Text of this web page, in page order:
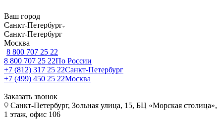
Ваш город
Санкт-Петербург
Санкт-Петербург
Москва
8 800 707 25 22
8 800 707 25 22По России
+7 (812) 317 25 22Санкт-Петербург
+7 (499) 450 25 22Москва
Заказать звонок
Санкт-Петербург, Зольная улица, 15, БЦ «Морская столица»,
1 этаж, офис 106